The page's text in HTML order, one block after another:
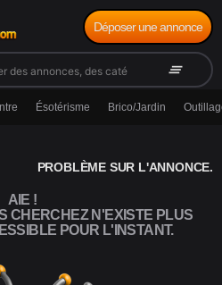
clear_all
Déposer une annonce
Ésotérisme Brico/Jardin
PROBLÈME SUR L'ANNONCE.
AIE !
CHERCHEZ N'EXISTE PLUS
POUR L'INSTANT.